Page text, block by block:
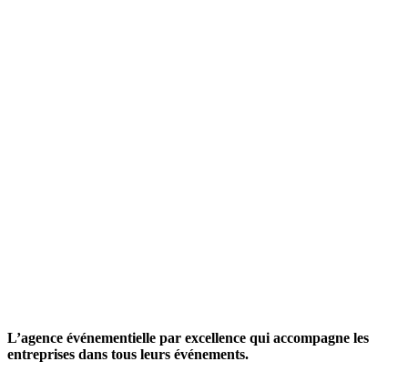
L’agence événementielle par excellence qui accompagne les
entreprises dans tous leurs événements.